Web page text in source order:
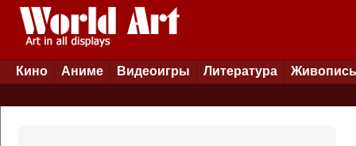
Кино Аниме Видеоигры Литература Живопись